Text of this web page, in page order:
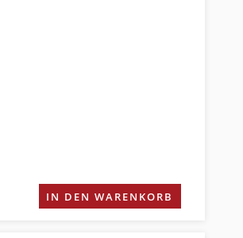
IN DEN WARENKORB